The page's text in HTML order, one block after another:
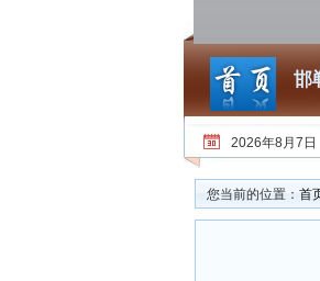
邯
2026年8月7
您当前的位置： 首